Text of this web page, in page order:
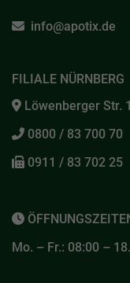
info@apotix.de
FILIALE NÜRNBERG
Löwenberger Str.
0800 / 83 700 70
0911 / 83 702 25
Mo. – Fr.: 08:00 –